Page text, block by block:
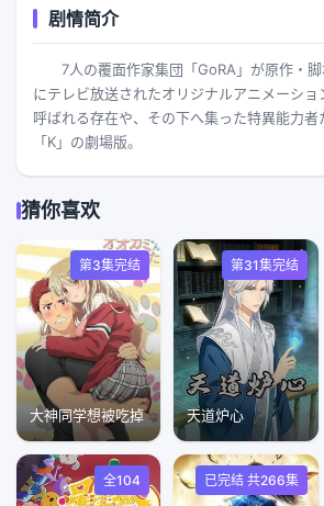
剧情简介
7人の覆面作家集団「GoRA」が原作・
にテレビ放送されたオリジナルアニメーショ
呼ばれる存在や、その下へ集った特異能力者
「K」の劇場版。
猜你喜欢
第3集完结
大神同学想被吃掉
第31集完结
天道炉心
全104 已完结 共266集